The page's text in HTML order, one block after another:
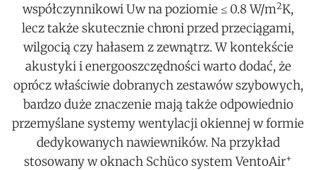
współczynnikowi Uw na poziomie ≤ 0.8 W/m2K,
lecz także skutecznie chroni przed przeciągami,
wilgocią czy hałasem z zewnątrz. W kontekście
akustyki i energooszczędności warto dodać, że
oprócz właściwie dobranych zestawów szybowych,
bardzo duże znaczenie mają także odpowiednio
przemyślane systemy wentylacji okiennej w formie
dedykowanych nawiewników. Na przykład
stosowany w oknach Schüco system VentoAir+